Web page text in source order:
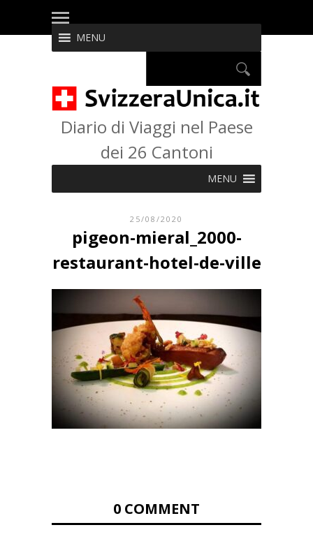
MENU
Diario di Viaggi nel Paese
dei 26 Cantoni
MENU
25/08/2020
pigeon-mieral_2000-
restaurant-hotel-de-ville
0 COMMENT